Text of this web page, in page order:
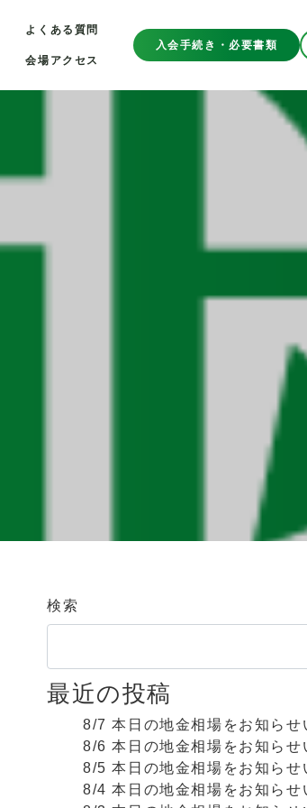
よくある質問
会場アクセス
入会手続き・必要書類
検索
最近の投稿
8/7 本日の地金相場をお知らせ
8/6 本日の地金相場をお知らせ
8/5 本日の地金相場をお知らせ
8/4 本日の地金相場をお知らせ